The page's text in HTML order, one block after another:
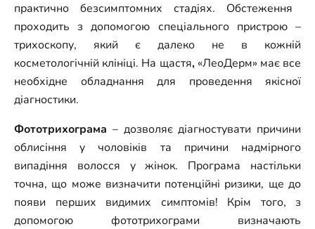
практично безсимптомних стадіях. Обстеження
проходить з допомогою спеціального пристрою –
трихоскопу, який є далеко не в кожній
косметологічній клініці. На щастя,«ЛеоДерм» має все
необхідне обладнання для проведення якісної
діагностики.
Фототрихограма – дозволяє діагностувати причини
облисіння у чоловіків та причини надмірного
випадіння волосся у жінок. Програма настільки
точна, що може визначити потенційні ризики, ще до
появи перших видимих симптомів! Крім того, з
допомогою фототрихограми визначають